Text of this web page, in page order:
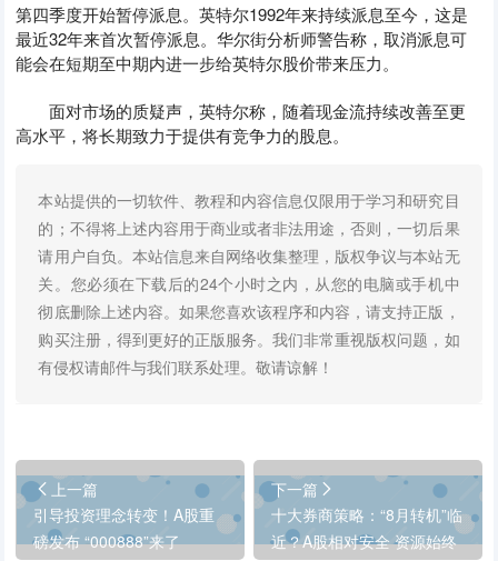
第四季度开始暂停派息。英特尔1992年来持续派息至今，这是
最近32年来首次暂停派息。华尔街分析师警告称，取消派息可
能会在短期至中期内进一步给英特尔股价带来压力。
面对市场的质疑声，英特尔称，随着现金流持续改善至更
高水平，将长期致力于提供有竞争力的股息。
本站提供的一切软件、教程和内容信息仅限用于学习和研究目
的；不得将上述内容用于商业或者非法用途，否则，一切后果
请用户自负。本站信息来自网络收集整理，版权争议与本站无
关。您必须在下载后的24个小时之内，从您的电脑或手机中
彻底删除上述内容。如果您喜欢该程序和内容，请支持正版，
购买注册，得到更好的正版服务。我们非常重视版权问题，如
有侵权请邮件与我们联系处理。敬请谅解！
上一篇
引导投资理念转变！A股重
磅发布 “000888”来了
下一篇
十大券商策略：“8月转机”临
近？A股相对安全 资源始终